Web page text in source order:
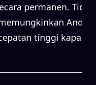
permanen. Tidak
Anda
tinggi kapan